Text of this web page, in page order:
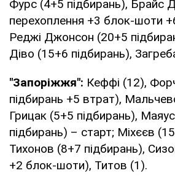
Фурс (4+5 підбирань), Брайс
перехоплення +3 блок-шоти
Реджі Джонсон (20+5
Діво (15+6 підбирань),
"Запоріжжя": Кеффі (12),
підбирань +5 втрат),
Грицак (5+5 підбирань),
підбирань) – старт; Міхєєв
Тихонов (8+7 підбирань),
+2 блок-шоти), Титов (1).